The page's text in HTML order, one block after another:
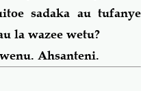
sadaka au tufanye
la wazee wetu?
Ahsanteni.